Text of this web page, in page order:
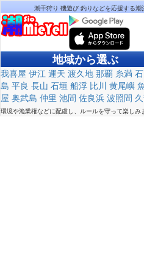
潮干狩り 磯遊び 釣りなどを応援する潮
地域から選ぶ
我喜屋 伊江 運天 渡久地 那覇 糸満
島 平良 長山 石垣 船浮 比川 黄尾嶼
屋 奥武島 仲里 池間 佐良浜 波照間
環境や漁業権などに配慮し、ルールを守って楽しみ